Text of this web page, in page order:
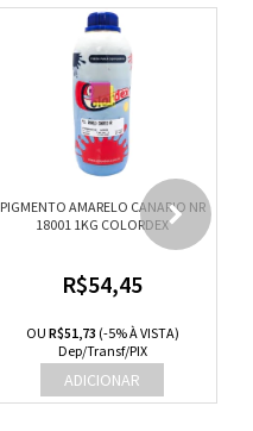
PIGMENTO AMARELO CANARIO NR
18001 1KG COLORDEX
R$54,45
OU R$51,73 (-5% À VISTA)
Dep/Transf/PIX